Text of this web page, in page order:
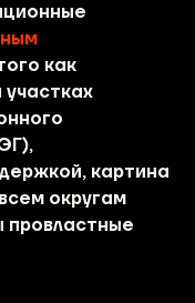
как
участках
картина
округам
провластные